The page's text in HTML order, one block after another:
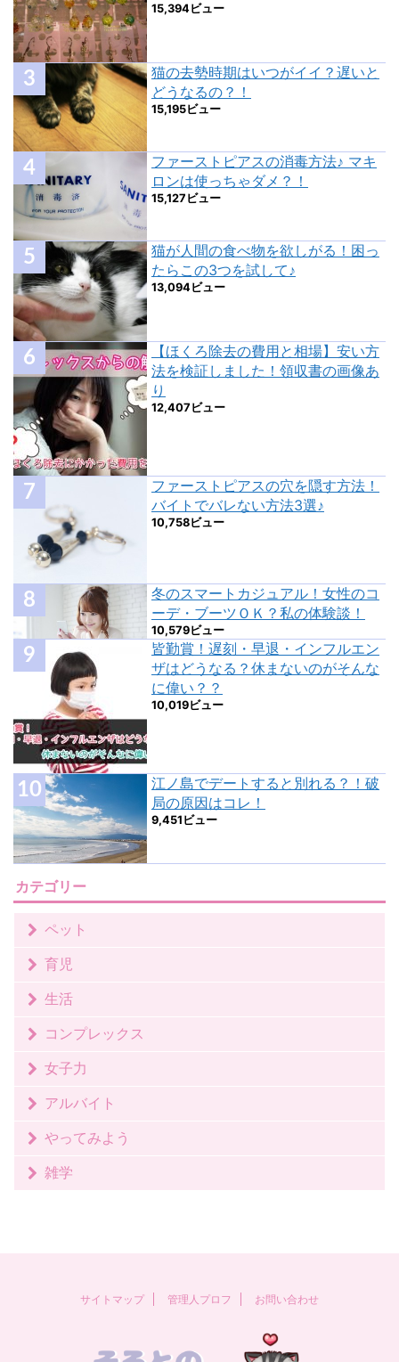
15,394ビュー
猫の去勢時期はいつがイイ？遅いと
どうなるの？！
15,195ビュー
ファーストピアスの消毒方法♪ マキ
ロンは使っちゃダメ？！
15,127ビュー
猫が人間の食べ物を欲しがる！困っ
たらこの3つを試して♪
13,094ビュー
【ほくろ除去の費用と相場】安い方
法を検証しました！領収書の画像あ
り
12,407ビュー
ファーストピアスの穴を隠す方法！
バイトでバレない方法3選♪
10,758ビュー
冬のスマートカジュアル！女性のコ
ーデ・ブーツＯＫ？私の体験談！
10,579ビュー
皆勤賞！遅刻・早退・インフルエン
ザはどうなる？休まないのがそんな
に偉い？？
10,019ビュー
江ノ島でデートすると別れる？！破
局の原因はコレ！
9,451ビュー
カテゴリー
ペット
育児
生活
コンプレックス
女子力
アルバイト
やってみよう
雑学
サイトマップ 管理人プロフ お問い合わせ